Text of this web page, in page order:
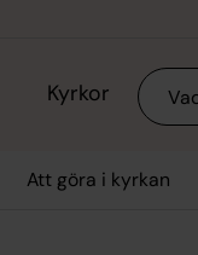
Kyrkor Sök
Att göra i kyrkan